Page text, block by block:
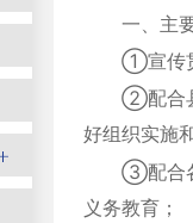
一、主
①宣传
②配合
好组织实施
③配合
义务教育；